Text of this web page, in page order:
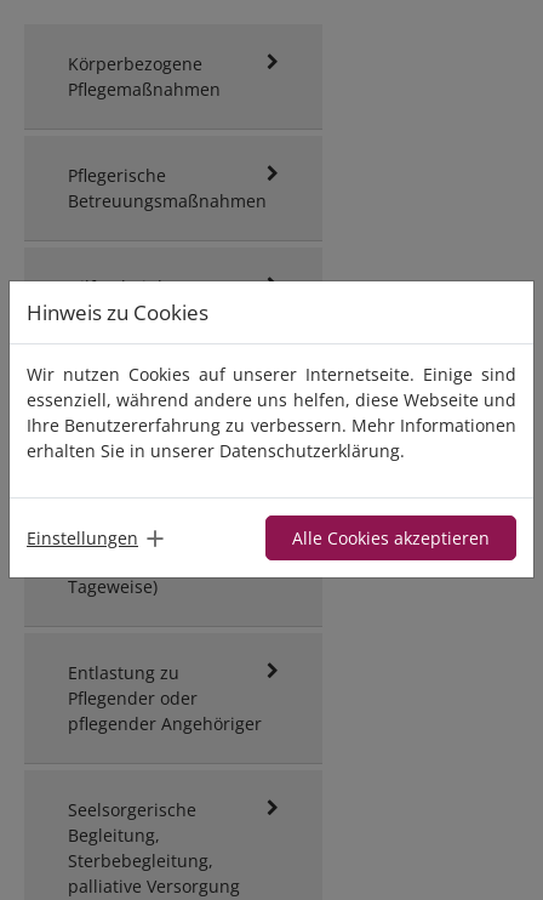
Körperbezogene
Pflegemaßnahmen
Pflegerische
Betreuungsmaßnahmen
Hilfen bei der
Haushaltsführung
Häusliche
Krankenpflege
Verhinderung oder
Tageweise)
Entlastung zu
Pflegender oder
pflegender Angehöriger
Seelsorgerische
Begleitung,
Sterbebegleitung,
palliative Versorgung
Hinweis zu Cookies
Wir nutzen Cookies auf unserer Internetseite. Einige sind
essenziell, während andere uns helfen, diese Webseite und
Ihre Benutzererfahrung zu verbessern. Mehr Informationen
erhalten Sie in unserer Datenschutzerklärung.
Einstellungen Alle Cookies akzeptieren